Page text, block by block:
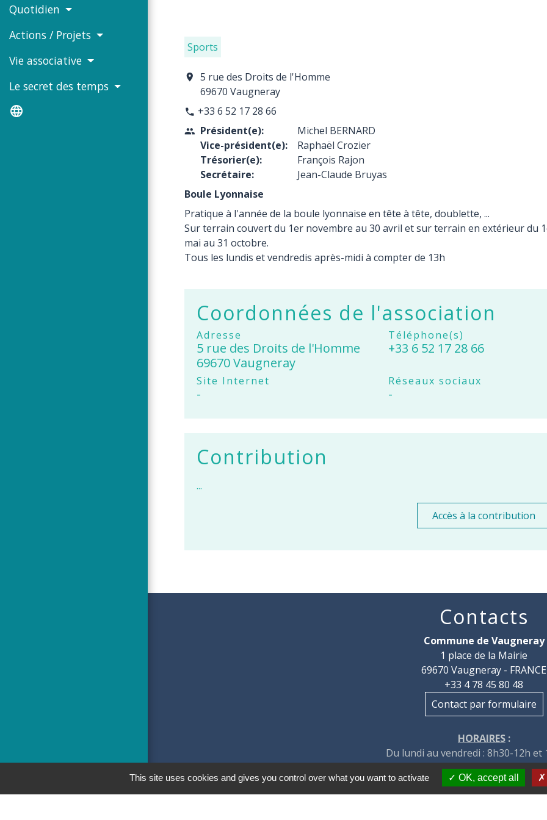
Quotidien
Actions / Projets
Vie associative
Le secret des temps
language
Sports
location_on
5 rue des Droits de l'Homme
69670 Vaugneray
phone +33 6 52 17 28 66
people Président(e):
Vice-président(e):
Trésorier(e):
Secrétaire:
Michel BERNARD
Raphaël Crozier
François Rajon
Jean-Claude Bruyas
Boule Lyonnaise
Pratique à l'année de la boule lyonnaise en tête à tête, doublette, ...
Sur terrain couvert du 1er novembre au 30 avril et sur terrain en extérieur du
mai au 31 octobre.
Tous les lundis et vendredis après-midi à compter de 13h
Coordonnées de l'association
Adresse
5 rue des Droits de l'Homme
69670 Vaugneray
Téléphone(s)
+33 6 52 17 28 66
Site Internet
-
Réseaux sociaux
-
Contribution
...
Accès à la contribution
Contacts
Commune de Vaugneray
1 place de la Mairie
69670 Vaugneray - FRANCE
+33 4 78 45 80 48
Contact par formulaire
HORAIRES:
Du lundi au vendredi : 8h30-12h et
Le samedi : 8h30-12h
This site uses cookies and gives you control over what you want to activate OK, accept all